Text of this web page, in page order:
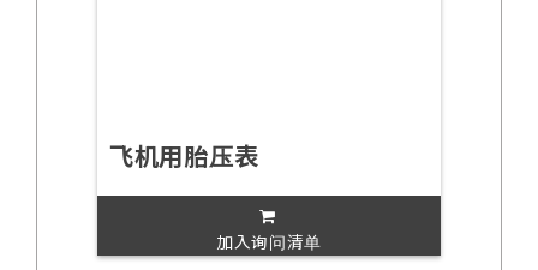
飞机用胎压表
加入询问清单